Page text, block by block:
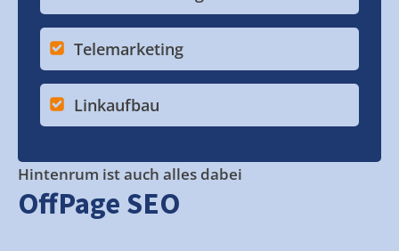
Telemarketing
Linkaufbau
Hintenrum ist auch alles dabei
OffPage SEO